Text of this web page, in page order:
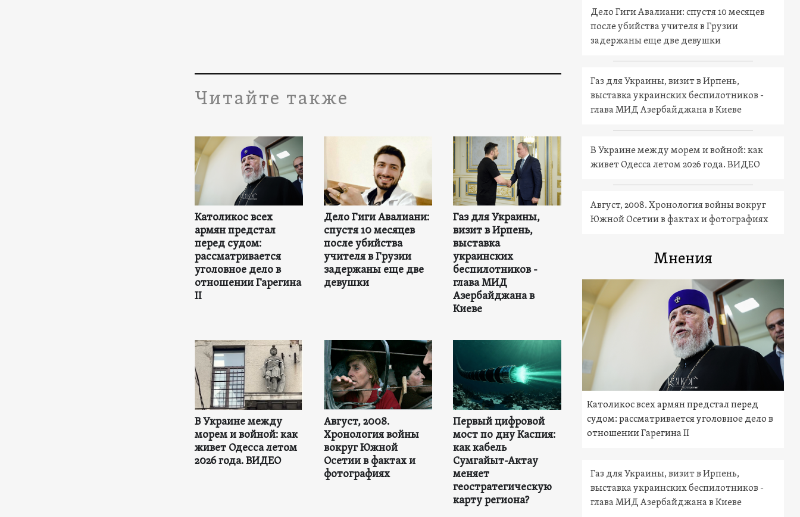
Читайте также
Католикос всех
армян предстал
перед судом:
рассматривается
уголовное дело в
отношении Гарегина
II
Дело Гиги Авалиани:
спустя 10 месяцев
после убийства
учителя в Грузии
задержаны еще две
девушки
Газ для Украины,
визит в Ирпень,
выставка
украинских
беспилотников -
глава МИД
Азербайджана в
Киеве
В Украине между
морем и войной: как
живет Одесса летом
2026 года. ВИДЕО
Август, 2008.
Хронология войны
вокруг Южной
Осетии в фактах и
фотографиях
Первый цифровой
мост по дну Каспия:
как кабель
Сумгайыт-Актау
меняет
геостратегическую
карту региона?
Дело Гиги Авалиани: спустя 10 месяцев
после убийства учителя в Грузии
задержаны еще две девушки
Газ для Украины, визит в Ирпень,
выставка украинских беспилотников -
глава МИД Азербайджана в Киеве
В Украине между морем и войной: как
живет Одесса летом 2026 года. ВИДЕО
Август, 2008. Хронология войны вокруг
Южной Осетии в фактах и фотографиях
Мнения
Католикос всех армян предстал перед
судом: рассматривается уголовное дело в
отношении Гарегина II
Газ для Украины, визит в Ирпень,
выставка украинских беспилотников -
глава МИД Азербайджана в Киеве